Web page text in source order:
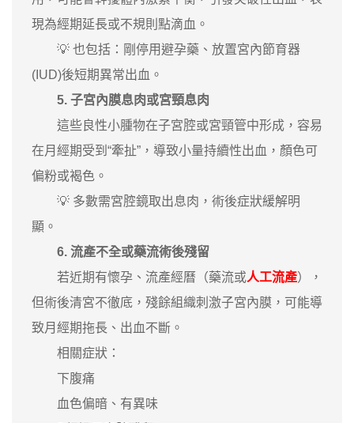
現為經期延長或不規則點滴血。
💡 也包括：剛停用避孕藥、放置宮內節育器
(IUD)後短期異常出血。
5. 子宮內膜息肉或宮頸息肉
這些良性小腫物在子宮腔或宮頸管中形成，容易
在月經期受到“牽扯”，導致小量持續性出血，顏色可
偏粉或褐色。
💡 多數需宮腔鏡取出息肉，術後症狀緩解明
顯。
6. 流產不全或藥流術後殘留
若近期有懷孕、流產經曆（藥流或人工流產），
但術後清宮不徹底，殘餘組織刺激子宮內膜，可能導
致月經期拖長、出血不斷。
相關症狀：
下腹痛
血色偏暗、有異味